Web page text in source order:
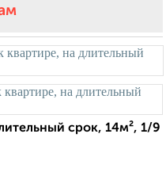
срок, 14м², 1/9